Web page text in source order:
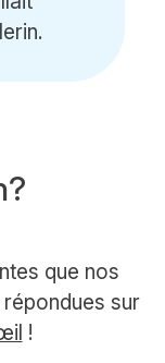
que nos
sur
!